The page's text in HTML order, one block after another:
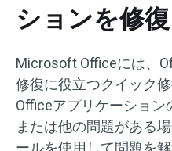
ションを修復
Microsoft Officeには、
修復に役立つクイック
Officeアプリケーション
または他の問題がある
ールを使用して問題を